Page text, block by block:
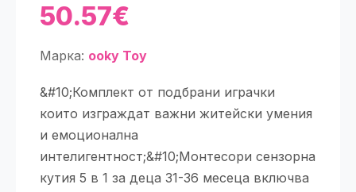
50.57€
Марка: ooky Toy
&#10;Комплект от подбрани играчки
които изграждат важни житейски умения
и емоционална
интелигентност;&#10;Монтесори сензорна
кутия 5 в 1 за деца 31-36 месеца включва